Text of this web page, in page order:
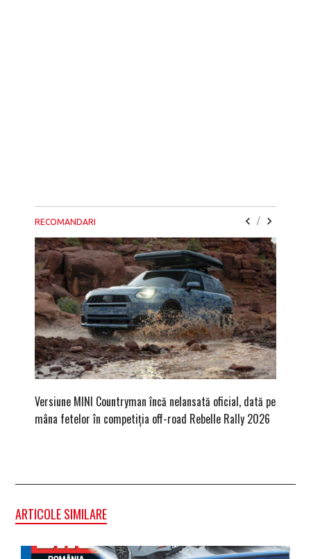
RECOMANDARI /
Versiune MINI Countryman încă nelansată oficial, dată pe
mâna fetelor în competiția off-road Rebelle Rally 2026
ARTICOLE SIMILARE